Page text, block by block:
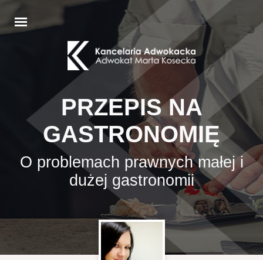
PRZEPIS NA
GASTRONOMIĘ
O problemach prawnych małej i
dużej gastronomii